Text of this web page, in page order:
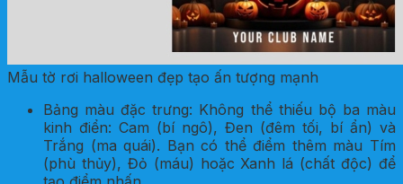
Mẫu tờ rơi halloween đẹp tạo ấn tượng mạnh
Bảng màu đặc trưng: Không thể thiếu bộ ba màu
kinh điển: Cam (bí ngô), Đen (đêm tối, bí ẩn) và
Trắng (ma quái). Bạn có thể điểm thêm màu Tím
(phù thủy), Đỏ (máu) hoặc Xanh lá (chất độc) để